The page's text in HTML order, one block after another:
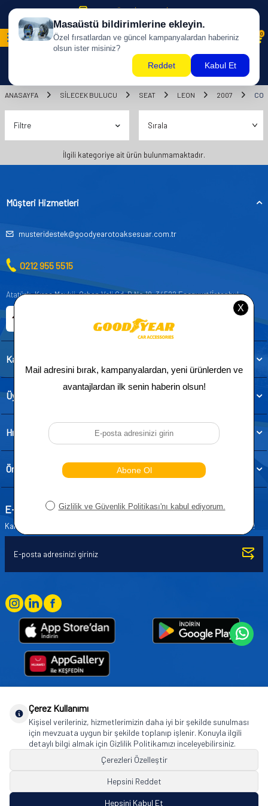
500 TL ÜZERİ KARGO BİZDEN !
0
ANASAYFA SILECEK BULUCU SEAT LEON 2007
Filtre
İlgili kategoriye ait ürün bulunmamaktadır.
Müşteri Hizmetleri
musteridestek@goodyearotoaksesuar.com.tr
0212 955 5515
Atatürk, Kıraç Mevkii, Orhan Veli Cd. D:No:19, 34522 Esenyurt/İstanbul
Kategoriler
Üye
Hızlı Erişim
Önemli Bilgiler
E-Bülten Aboneliği
Kampanya ve yeniliklerden haberdar olmak için e-bültenimize abone olun!
Goodyear (and Winged Foot Design) are trademarks of or licensed to The Goodyear
Tire & Rubber Company used under license by Basbug Group Company,
Istanbul/Türkiye. © 2026 The Goodyear Tire & Rubber Company.
Çerez Kullanımı
Kişisel verileriniz, hizmetlerimizin daha iyi bir şekilde sunulması
için mevzuata uygun bir şekilde toplanıp işlenir. Konuyla ilgili
detaylı bilgi almak için Gizlilik Politikamızı inceleyebilirsiniz.
Çerezleri Özelleştir
Hepsini Reddet
Hepsini Kabul Et